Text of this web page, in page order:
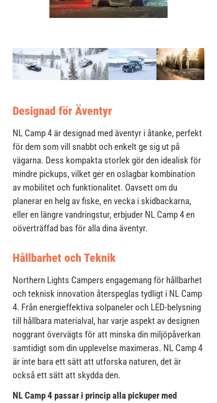
Designad för Äventyr
NL Camp 4 är designad med äventyr i åtanke, perfekt
för dem som vill snabbt och enkelt ge sig ut på
vägarna. Dess kompakta storlek gör den idealisk för
mindre pickups, vilket ger en oslagbar kombination
av mobilitet och funktionalitet. Oavsett om du
planerar en helg av fiske, en vecka i skidbackarna,
eller en längre vandringstur, erbjuder NL Camp 4 en
oöverträffad bas för alla dina äventyr.
Hållbarhet och Teknik
Northern Lights Campers engagemang för hållbarhet
och teknisk innovation återspeglas tydligt i NL Camp
4. Från energieffektiva solpaneler och LED-belysning
till hållbara materialval, har varje aspekt av designen
noggrant övervägts för att minska din miljöpåverkan
samtidigt som din upplevelse maximeras. NL Camp 4
är inte bara ett sätt att utforska naturen, det är
också ett sätt att skydda den.
NL Camp 4 passar i princip alla pickuper med